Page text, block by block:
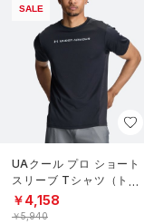
SALE
UAクール プロ ショート
スリーブ Tシャツ（トレ
ーニング/MEN）
￥4,158
￥5,940